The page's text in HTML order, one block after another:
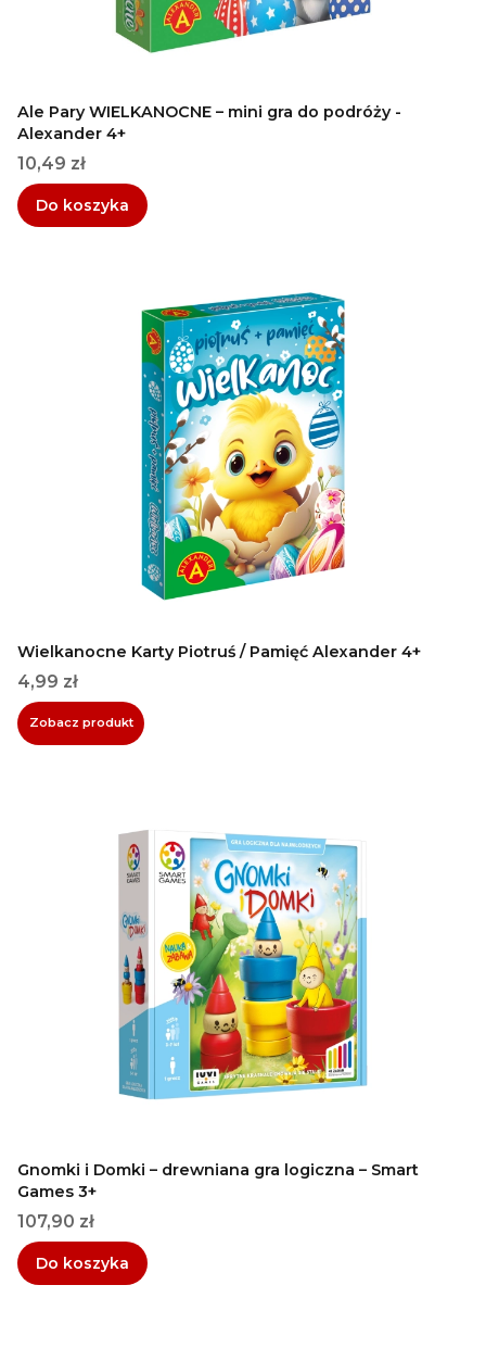
Ale Pary WIELKANOCNE – mini gra do podróży -
Alexander 4+
Cena
10,49 zł
Do koszyka
Wielkanocne Karty Piotruś / Pamięć Alexander 4+
Cena
4,99 zł
Zobacz produkt
Gnomki i Domki – drewniana gra logiczna – Smart
Games 3+
Cena
107,90 zł
Do koszyka